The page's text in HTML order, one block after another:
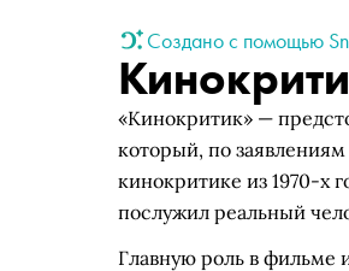
Создано с помощью
«Кинокритик» —
который, по
кинокритике из 1970-х
послужил реальный
Главную роль в фильме